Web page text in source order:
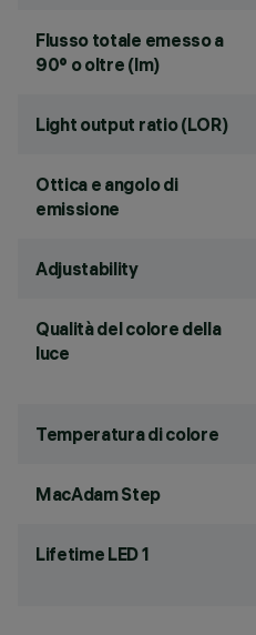
Flusso totale emesso a
90° o oltre (lm)
Light output ratio (LOR)
Ottica e angolo di
emissione
Adjustability
Qualità del colore della
luce
Temperatura di colore
MacAdam Step
Lifetime LED 1